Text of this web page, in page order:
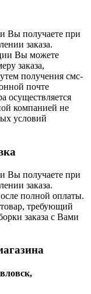
Вы получаете при
заказа.
Вы можете
заказа,
получения смс-
почте
осуществляется
компанией не
условий
Вы получаете при
заказа.
полной оплаты.
требующий
заказа с Вами